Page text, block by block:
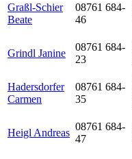
Graßl-Schier
Beate
08761 684-
46
Grindl Janine
08761 684-
23
Hadersdorfer
Carmen
08761 684-
35
Heigl Andreas
08761 684-
47